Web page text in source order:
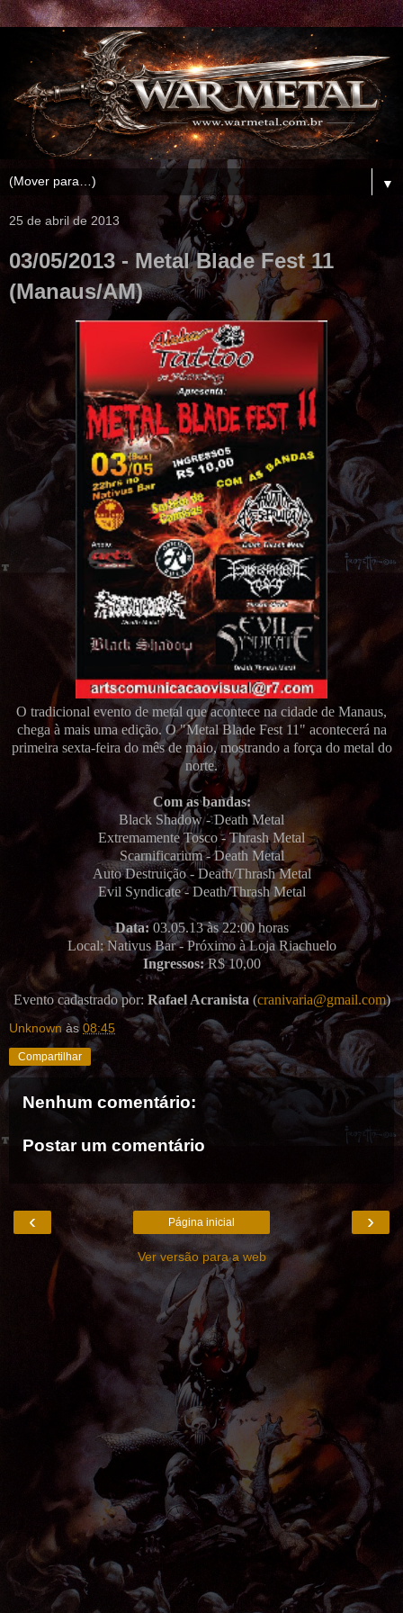
▼
25 de abril de 2013
03/05/2013 - Metal Blade Fest 11
(Manaus/AM)
O tradicional evento de metal que acontece na cidade de Manaus,
chega à mais uma edição. O "Metal Blade Fest 11" acontecerá na
primeira sexta-feira do mês de maio, mostrando a força do metal do
norte.
Com as bandas:
Black Shadow - Death Metal
Extremamente Tosco - Thrash Metal
Scarnificarium - Death Metal
Auto Destruição - Death/Thrash Metal
Evil Syndicate - Death/Thrash Metal
Data:03.05.13 às 22:00 horas
Local: Nativus Bar - Próximo à Loja Riachuelo
Ingressos:R$ 10,00
Evento cadastrado por: Rafael Acranista (cranivaria@gmail.com)
Unknown às08:45
Compartilhar
Nenhum comentário:
Postar um comentário
‹ ›
Página inicial
Ver versão para a web